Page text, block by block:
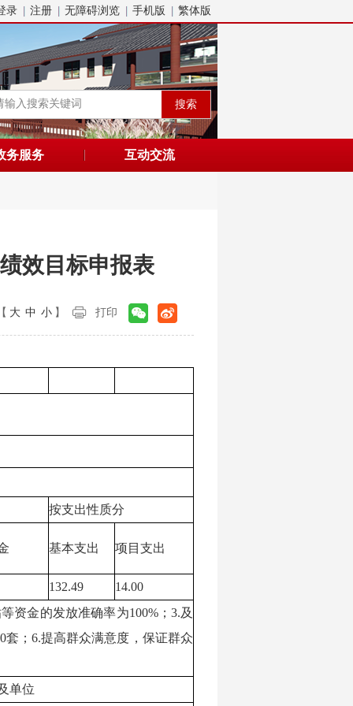
录 注册 无障碍浏览 手机版 繁体版
务服务 互动交流
效目标申报表
大 中 小 】 打印
按支出性质分
基本支出 项目支出
132.49
14.00
资金的发放准确率为100%；3.及
；6.提高群众满意度，保证群众
单位